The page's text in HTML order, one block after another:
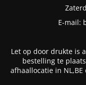
E-mail:
Let op door drukte is
bestelling te
afhaallocatie in